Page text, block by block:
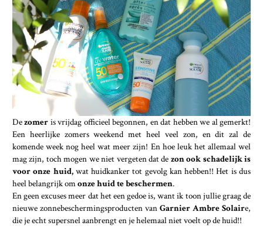
Dezomer is vrijdag officieel begonnen, en dat hebben we al gemerkt!
Een heerlijke zomers weekend met heel veel zon, en dit zal de
komende week nog heel wat meer zijn! En hoe leuk het allemaal wel
mag zijn, toch mogen we niet vergeten dat de zon ook schadelijk is
voor onze huid,wat huidkanker tot gevolg kan hebben!! Het is dus
heel belangrijk omonze huid te beschermen.
En geen excuses meer dat het een gedoe is, want ik toon jullie graag de
nieuwe zonnebeschermingsproducten van Garnier Ambre Solaire,
die je echt supersnel aanbrengt en je helemaal niet voelt op de huid!!